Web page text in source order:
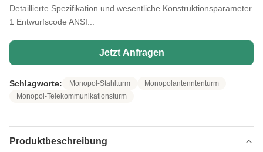
Detaillierte Spezifikation und wesentliche Konstruktionsparameter
1 Entwurfscode ANSI...
Jetzt Anfragen
Schlagworte: Monopol-Stahlturm
Monopolantenntenturm
Monopol-Telekommunikationsturm
Produktbeschreibung